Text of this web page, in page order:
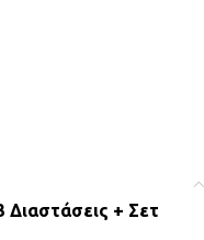
Διαστάσεις + Σετ